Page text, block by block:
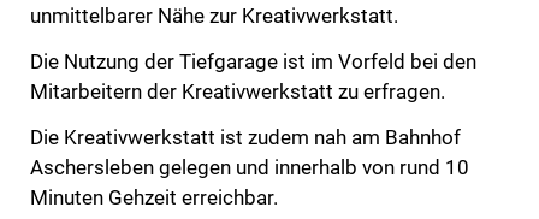
unmittelbarer Nähe zur Kreativwerkstatt.
Die Nutzung der Tiefgarage ist im Vorfeld bei den
Mitarbeitern der Kreativwerkstatt zu erfragen.
Die Kreativwerkstatt ist zudem nah am Bahnhof
Aschersleben gelegen und innerhalb von rund 10
Minuten Gehzeit erreichbar.